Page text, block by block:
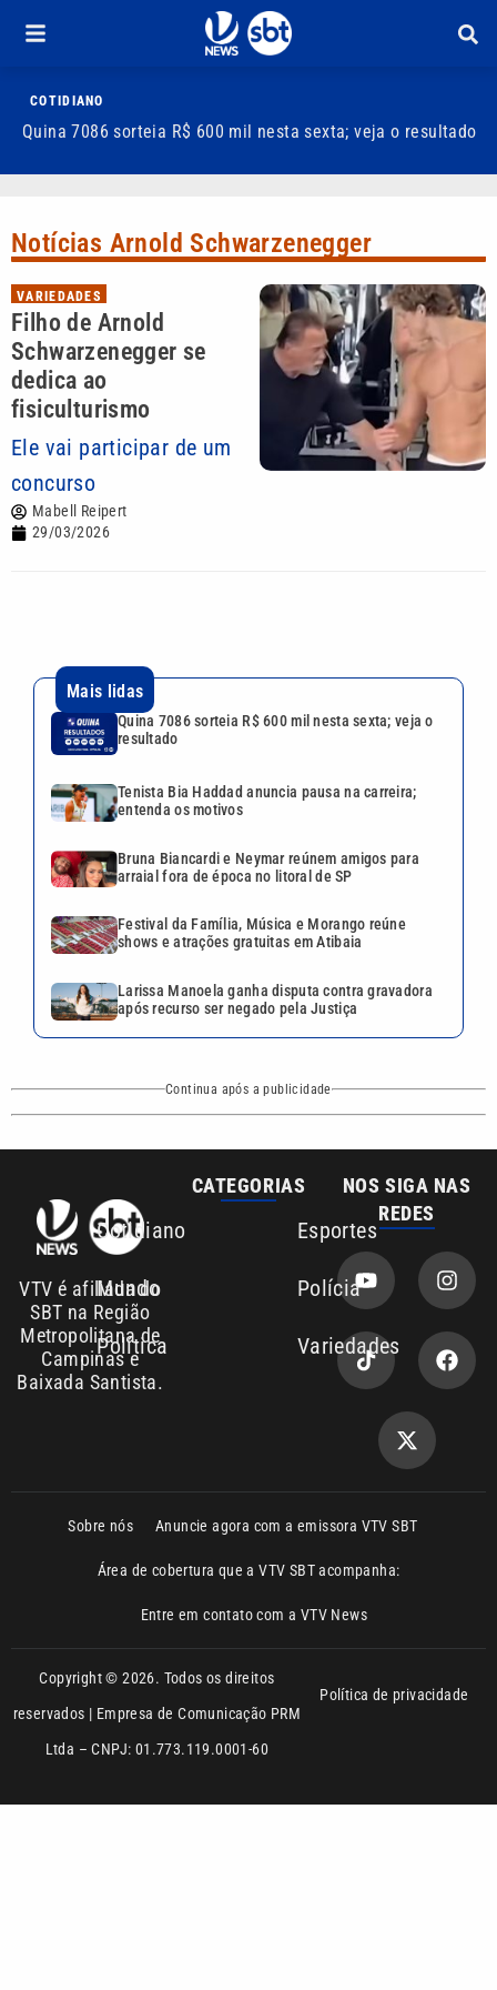
COTIDIANO
Quina 7086 sorteia R$ 600 mil nesta sexta; veja o resultado
Notícias Arnold Schwarzenegger
VARIEDADES
Filho de Arnold
Schwarzenegger se
dedica ao
fisiculturismo
Ele vai participar de um
concurso
Mabell Reipert
29/03/2026
Mais lidas
Quina 7086 sorteia R$ 600 mil nesta sexta; veja o
resultado
Tenista Bia Haddad anuncia pausa na carreira;
entenda os motivos
Bruna Biancardi e Neymar reúnem amigos para
arraial fora de época no litoral de SP
Festival da Família, Música e Morango reúne
shows e atrações gratuitas em Atibaia
Larissa Manoela ganha disputa contra gravadora
após recurso ser negado pela Justiça
Continua após a publicidade
VTV é afiliada do
SBT na Região
Metropolitana de
Campinas e
Baixada Santista.
CATEGORIAS
Cotidiano Esportes
Mundo Polícia
Política Variedades
NOS SIGA NAS
REDES
Sobre nós Anuncie agora com a emissora VTV SBT
Área de cobertura que a VTV SBT acompanha:
Entre em contato com a VTV News
Copyright © 2026. Todos os direitos
reservados | Empresa de Comunicação PRM
Ltda – CNPJ: 01.773.119.0001-60
Política de privacidade